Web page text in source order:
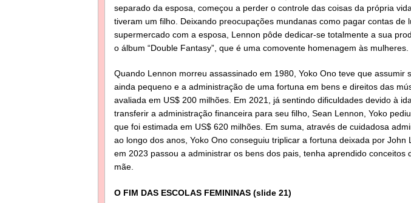
separado da esposa, começou a perder o controle das coisas da própria
tiveram um filho. Deixando preocupações mundanas como pagar contas de
supermercado com a esposa, Lennon pôde dedicar-se totalmente a sua
o álbum “Double Fantasy”, que é uma comovente homenagem às mulheres.
Quando Lennon morreu assassinado em 1980, Yoko Ono teve que assumir
ainda pequeno e a administração de uma fortuna em bens e direitos das
avaliada em US$ 200 milhões. Em 2021, já sentindo dificuldades devido à
transferir a administração financeira para seu filho, Sean Lennon, Yoko
que foi estimada em US$ 620 milhões. Em suma, através de cuidadosa
ao longo dos anos, Yoko Ono conseguiu triplicar a fortuna deixada por John
em 2023 passou a administrar os bens dos pais, tenha aprendido conceitos
mãe.
O FIM DAS ESCOLAS FEMININAS (slide 21)